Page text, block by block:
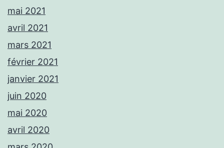
mai 2021
avril 2021
mars 2021
février 2021
janvier 2021
juin 2020
mai 2020
avril 2020